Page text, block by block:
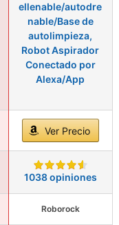
ellenable/autodre
nable/Base de
autolimpieza,
Robot Aspirador
Conectado por
Alexa/App
Ver Precio
1038 opiniones
Roborock